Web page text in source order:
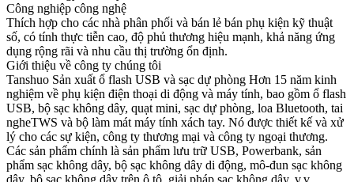
Công nghiệp công nghệ
Thích hợp cho các nhà phân phối và bán lẻ bán phụ kiện kỹ thuật
số, có tính thực tiễn cao, độ phủ thương hiệu mạnh, khả năng ứng
dụng rộng rãi và nhu cầu thị trường ổn định.
Giới thiệu về công ty chúng tôi
Tanshuo Sản xuất ổ flash USB và sạc dự phòng Hơn 15 năm kinh
nghiệm về phụ kiện điện thoại di động và máy tính, bao gồm ổ flash
USB, bộ sạc không dây, quạt mini, sạc dự phòng, loa Bluetooth, tai
ngheTWS và bộ làm mát máy tính xách tay. Nó được thiết kế và xử
lý cho các sự kiện, công ty thương mại và công ty ngoại thương.
Các sản phẩm chính là sản phẩm lưu trữ USB, Powerbank, sản
phẩm sạc không dây, bộ sạc không dây di động, mô-đun sạc không
dây, bộ sạc không dây trên ô tô, giải pháp sạc không dây, v.v.